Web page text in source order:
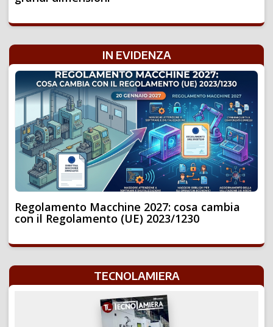
IN EVIDENZA
Regolamento Macchine 2027: cosa cambia
con il Regolamento (UE) 2023/1230
TECNOLAMIERA